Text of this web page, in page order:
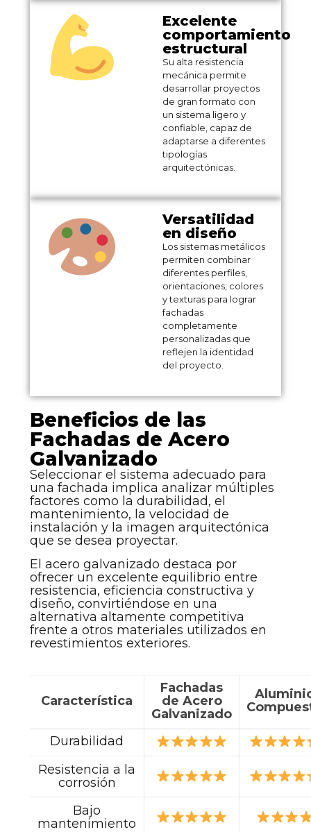
Excelente
comportamiento
estructural
Su alta resistencia
mecánica permite
desarrollar proyectos
de gran formato con
un sistema ligero y
confiable, capaz de
adaptarse a diferentes
tipologías
arquitectónicas.
Versatilidad
en diseño
Los sistemas metálicos
permiten combinar
diferentes perfiles,
orientaciones, colores
y texturas para lograr
fachadas
completamente
personalizadas que
reflejen la identidad
del proyecto.
Beneficios de las
Fachadas de Acero
Galvanizado
Seleccionar el sistema adecuado para
una fachada implica analizar múltiples
factores como la durabilidad, el
mantenimiento, la velocidad de
instalación y la imagen arquitectónica
que se desea proyectar.
El acero galvanizado destaca por
ofrecer un excelente equilibrio entre
resistencia, eficiencia constructiva y
diseño, convirtiéndose en una
alternativa altamente competitiva
frente a otros materiales utilizados en
revestimientos exteriores.
Característica
Fachadas
de Acero
Galvanizado
Durabilidad
Resistencia a la
corrosión
Bajo
mantenimiento